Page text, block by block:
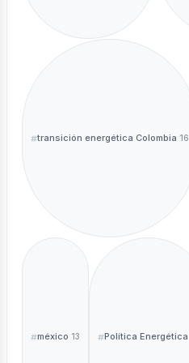
transición energética Colombia 16
méxico 13 Política Energética